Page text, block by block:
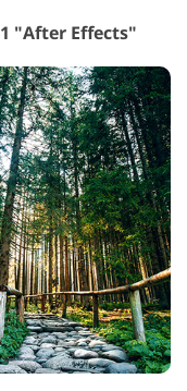
"After Effects"